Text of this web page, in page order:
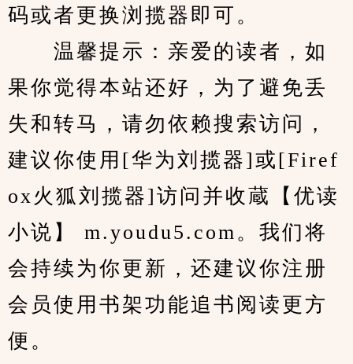
码或者更换浏揽器即可。
温馨提示：亲爱的读者，如
果你觉得本站还好，为了避免丢
失和转马，请勿依赖搜索访问，
建议你使用[华为刘揽器]或[Firef
ox火狐刘揽器]访问并收蔵【优读
小说】 m.youdu5.com。我们将
会持续为你更新，还建议你注册
会员使用书架功能追书阅读更方
便。